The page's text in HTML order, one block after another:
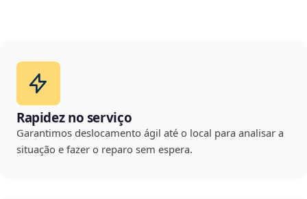
Rapidez no serviço
Garantimos deslocamento ágil até o local para analisar a
situação e fazer o reparo sem espera.